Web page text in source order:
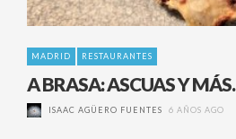
MADRID RESTAURANTES
A BRASA: ASCUAS Y MÁS.
ISAAC AGÜERO FUENTES 6 AÑOS AGO